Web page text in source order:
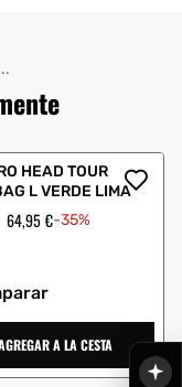
HEAD TOUR
L VERDE LIMA
Precio
de
64,95 €-35%
A LA CESTA